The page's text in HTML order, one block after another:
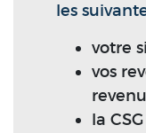
les
votre
vos
la